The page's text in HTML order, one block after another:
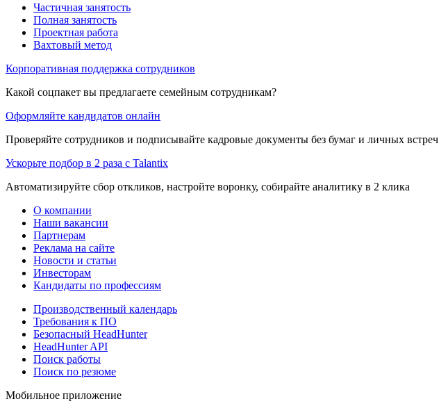
Частичная занятость
Полная занятость
Проектная работа
Вахтовый метод
Корпоративная поддержка сотрудников
Какой соцпакет вы предлагаете семейным сотрудникам?
Оформляйте кандидатов онлайн
Проверяйте сотрудников и подписывайте кадровые документы без бумаг и личных встреч
Ускорьте подбор в 2 раза с Talantix
Автоматизируйте сбор откликов, настройте воронку, собирайте аналитику в 2 клика
О компании
Наши вакансии
Партнерам
Реклама на сайте
Новости и статьи
Инвесторам
Кандидаты по профессиям
Производственный календарь
Требования к ПО
Безопасный HeadHunter
HeadHunter API
Поиск работы
Поиск по резюме
Мобильное приложение